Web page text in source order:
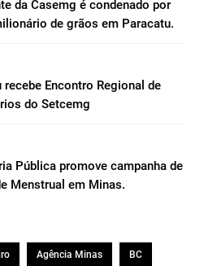
da Casemg é condenado por
de grãos em Paracatu.
recebe Encontro Regional de
do Setcemg
Pública promove campanha de
Menstrual em Minas.
Agência Minas BC